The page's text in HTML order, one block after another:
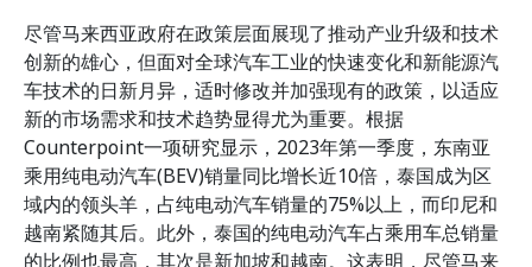
尽管马来西亚政府在政策层面展现了推动产业升级和技术
创新的雄心，但面对全球汽车工业的快速变化和新能源汽
车技术的日新月异，适时修改并加强现有的政策，以适应
新的市场需求和技术趋势显得尤为重要。根据
Counterpoint一项研究显示，2023年第一季度，东南亚
乘用纯电动汽车(BEV)销量同比增长近10倍，泰国成为区
域内的领头羊，占纯电动汽车销量的75%以上，而印尼和
越南紧随其后。此外，泰国的纯电动汽车占乘用车总销量
的比例也最高，其次是新加坡和越南。这表明，尽管马来